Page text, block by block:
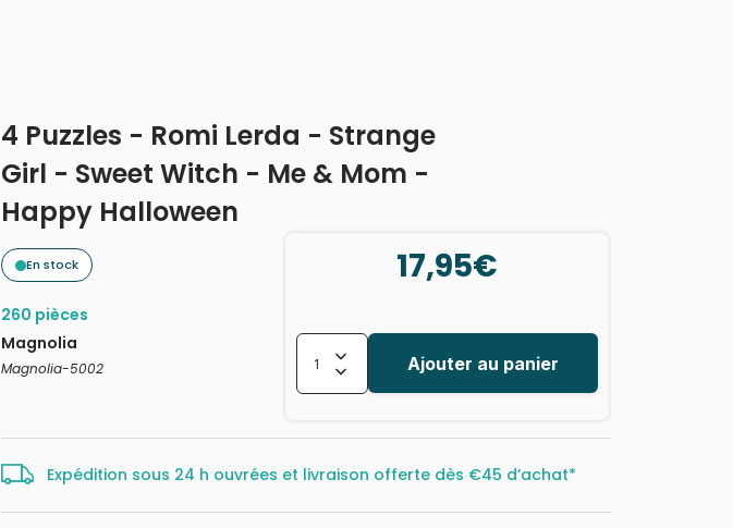
4 Puzzles - Romi Lerda - Strange
Girl - Sweet Witch - Me & Mom -
Happy Halloween
En stock
260 pièces
Magnolia
Magnolia-5002
17,95€
Ajouter au panier
Expédition sous 24 h ouvrées et livraison offerte dès €45 d’achat*